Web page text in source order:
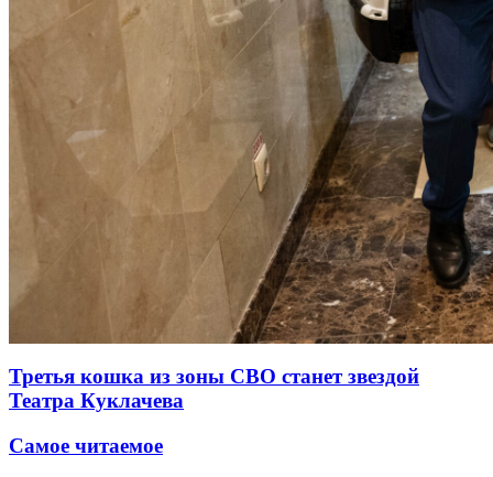
Третья кошка из зоны СВО станет звездой
Театра Куклачева
Самое читаемое